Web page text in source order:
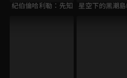
紀伯倫哈利勒：先知 星空下的黑潮